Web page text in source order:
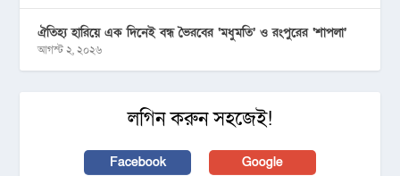
ঐতিহ্য হারিয়ে এক দিনেই বন্ধ ভৈরবের ‘মধুমতি’ ও রংপুরের ‘শাপলা’
আগস্ট ২, ২০২৬
লগিন করুন সহজেই!
Facebook Google